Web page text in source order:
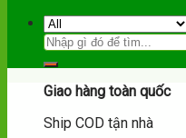
Hotline:092.102.83.84
Giao hàng toàn quốc
Ship COD tận nhà